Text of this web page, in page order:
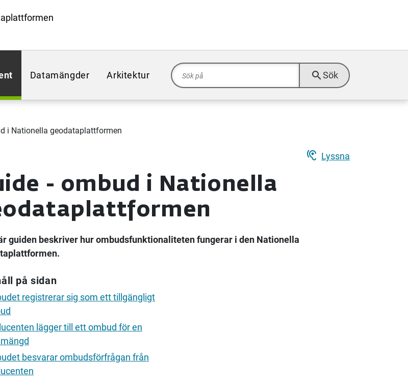
Datamängder Arkitektur search Sök
i Nationella geodataplattformen
hearing Lyssna
- ombud i Nationella
guiden beskriver hur ombudsfunktionaliteten fungerar i den Nationella
på sidan
registrerar sig som ett tillgängligt
lägger till ett ombud för en
besvarar ombudsförfrågan från